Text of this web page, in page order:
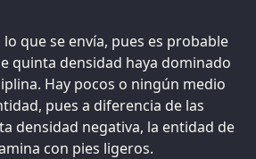
que se envía, pues es probable
quinta densidad haya dominado
Hay pocos o ningún medio
pues a diferencia de las
densidad negativa, la entidad de
con pies ligeros.